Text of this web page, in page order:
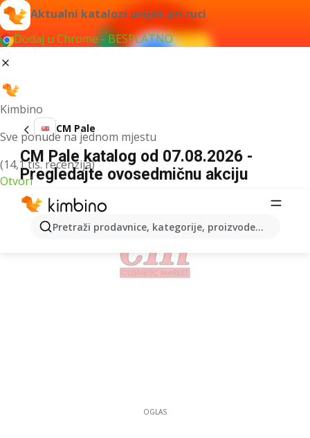
Aktualni katalozi uvijek pri ruci
Dodaj u Chrome - BESPLATNO
Kimbino
Sve ponude na jednom mjestu
(14,1 tis. recenzija)
Otvori
Pretraži prodavnice, kategorije, proizvode...
CM Pale
CM Pale katalog od 07.08.2026 -
Pregledajte ovosedmičnu akciju
OGLAS